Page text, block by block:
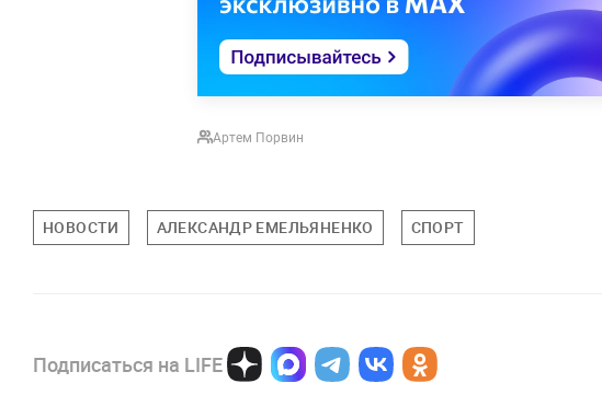
Артем Порвин
НОВОСТИ АЛЕКСАНДР ЕМЕЛЬЯНЕНКО СПОРТ
Подписаться на LIFE